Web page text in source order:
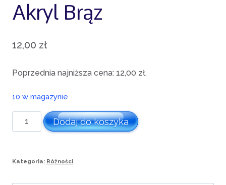
Akryl Brąz
12,00 zł
Poprzednia najniższa cena: 12,00 zł.
10 w magazynie
ilość
Akryl
Dodaj do koszyka
Kategoria: Różności